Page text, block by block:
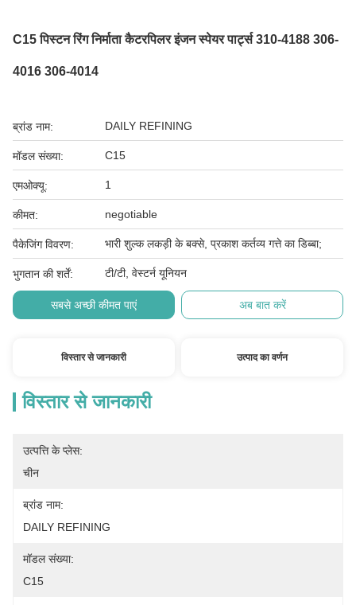
C15 पिस्टन रिंग निर्माता कैटरपिलर इंजन स्पेयर पार्ट्स 310-4188 306-
4016 306-4014
ब्रांड नाम: DAILY REFINING
मॉडल संख्या: C15
एमओक्यू: 1
कीमत: negotiable
पैकेजिंग विवरण: भारी शुल्क लकड़ी के बक्से, प्रकाश कर्तव्य गत्ते का डिब्बा;
भुगतान की शर्तें: टी/टी, वेस्टर्न यूनियन
सबसे अच्छी कीमत पाएं अब बात करें
विस्तार से जानकारी उत्पाद का वर्णन
विस्तार से जानकारी
उत्पत्ति के प्लेस:
चीन
ब्रांड नाम:
DAILY REFINING
मॉडल संख्या:
C15